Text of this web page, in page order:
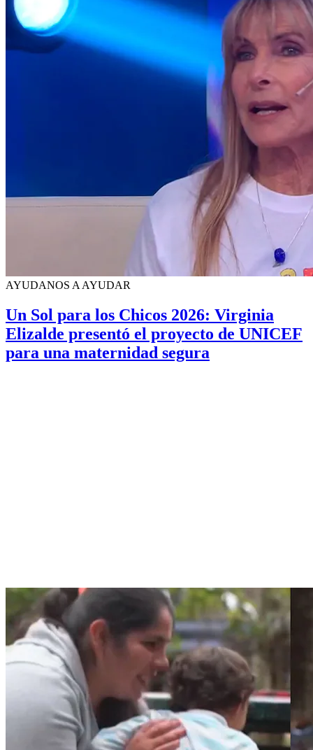
AYUDANOS A AYUDAR
Un Sol para los Chicos 2026: Virginia
Elizalde presentó el proyecto de UNICEF
para una maternidad segura